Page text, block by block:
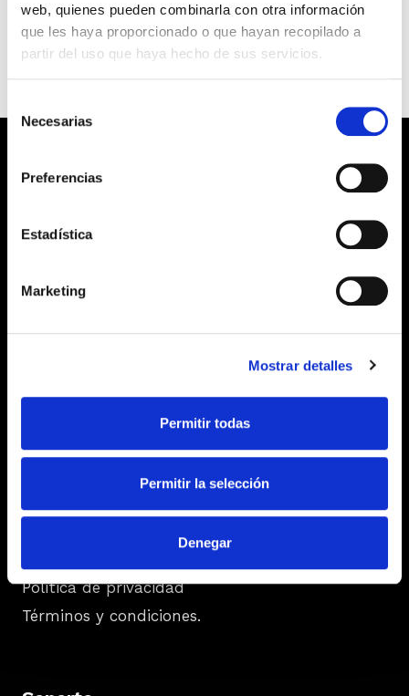
web, quienes pueden combinarla con otra información
que les haya proporcionado o que hayan recopilado a
partir del uso que haya hecho de sus servicios.
Necesarias
Preferencias
Estadística
Marketing
Mostrar detalles
Permitir todas
Permitir la selección
Denegar
para impulsar tu carrera como técnico de
Recursos
Política de privacidad
Términos y condiciones.